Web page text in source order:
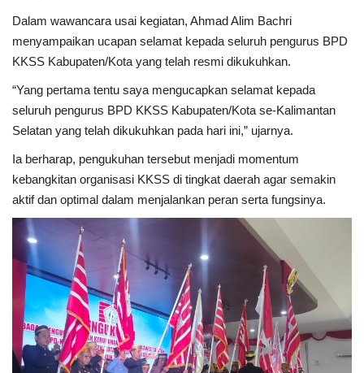
Dalam wawancara usai kegiatan, Ahmad Alim Bachri
menyampaikan ucapan selamat kepada seluruh pengurus BPD
KKSS Kabupaten/Kota yang telah resmi dikukuhkan.
“Yang pertama tentu saya mengucapkan selamat kepada
seluruh pengurus BPD KKSS Kabupaten/Kota se-Kalimantan
Selatan yang telah dikukuhkan pada hari ini,” ujarnya.
Ia berharap, pengukuhan tersebut menjadi momentum
kebangkitan organisasi KKSS di tingkat daerah agar semakin
aktif dan optimal dalam menjalankan peran serta fungsinya.